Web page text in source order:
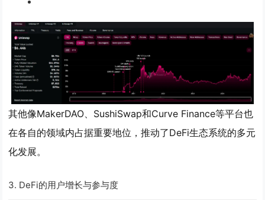
其他像MakerDAO、SushiSwap和Curve Finance等平台也
在各自的领域内占据重要地位，推动了DeFi生态系统的多元
化发展。
3. DeFi的用户增长与参与度